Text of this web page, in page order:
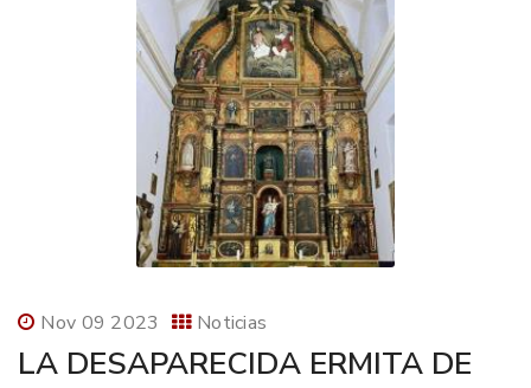
Nov 09 2023 Noticias
LA DESAPARECIDA ERMITA DE